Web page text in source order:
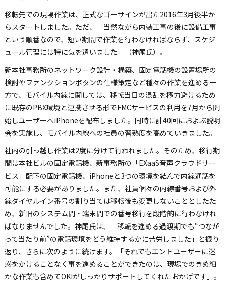
移転先での現場作業は、正式なゴーサインが出た2016年3月後半か
らスタートしました。ただ、「当然ながら内装工事の後に設備工事
という順番なので、短い期間で作業を行わなければならず、スケジ
ュール管理には特に気を遣いました」（神尾氏）。
新本社事務所のネットワーク設計・構築、固定電話機の設置場所の
検討やファンクションボタンの仕様策定など種々の作業を進める一
方で、モバイル内線に関しては、移転当日の混乱を極力避けるため
に既存のPBX環境と連携させる形でFMCサービスの利用を7月から開
始しユーザーへiPhoneを配布しました。同時に計40回におよぶ説明
会を実施し、モバイル内線への社員の習熟度を高めていきました。
社内の引っ越し作業は2度に分けて行われました。そのため、移行期
間は本社ビルの固定電話機、新事務所の「EXaaS音声クラウドサー
ビス」配下の固定電話機、iPhoneと3つの環境を結んで内線通話を
可能にする必要がありました。また、社員個々の内線番号および外
線ダイヤルイン番号の割り当ては移転後も変更しないこととしたた
め、新旧のシステム間・端末間での番号移行を段階的に行わなけれ
ばなりませんでした。神尾氏は、「移転を進める過渡期でも“つなが
って当たり前”の電話環境をどう維持するかに苦労しました」と振り
返り、さらに次のように続けます。「それでもエンドユーザーに迷
惑をかけることなく事を進めることができたのは、現場でのきめ細
かな作業も含めてOKIがしっかりサポートしてくれたおかげです」。